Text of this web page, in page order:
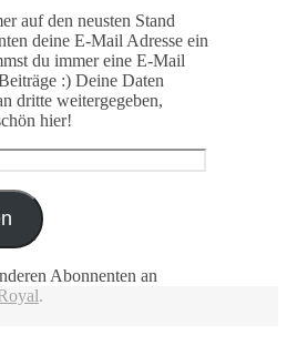
auf den neusten Stand
deine E-Mail Adresse ein
du immer eine E-Mail
:) Deine Daten
dritte weitergegeben,
hier!
Abonnenten an
.